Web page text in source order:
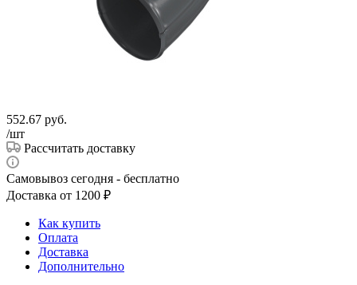
552.67 руб.
/шт
Рассчитать доставку
Самовывоз сегодня - бесплатно
Доставка от 1200 ₽
Как купить
Оплата
Доставка
Дополнительно